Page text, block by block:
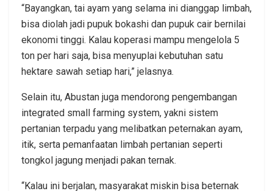
“Bayangkan, tai ayam yang selama ini dianggap limbah,
bisa diolah jadi pupuk bokashi dan pupuk cair bernilai
ekonomi tinggi. Kalau koperasi mampu mengelola 5
ton per hari saja, bisa menyuplai kebutuhan satu
hektare sawah setiap hari,” jelasnya.
Selain itu, Abustan juga mendorong pengembangan
integrated small farming system, yakni sistem
pertanian terpadu yang melibatkan peternakan ayam,
itik, serta pemanfaatan limbah pertanian seperti
tongkol jagung menjadi pakan ternak.
“Kalau ini berjalan, masyarakat miskin bisa beternak